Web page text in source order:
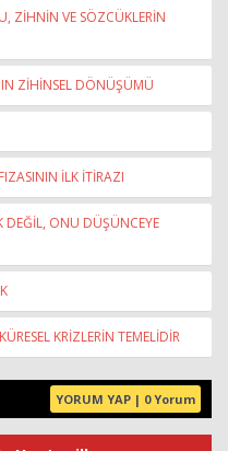
ZİHNİN VE SÖZCÜKLERİN
ZİHİNSEL DÖNÜŞÜMÜ
İLK İTİRAZI
DEĞİL, ONU DÜŞÜNCEYE
KRİZLERİN TEMELİDİR
YORUM YAP | 0 Yorum